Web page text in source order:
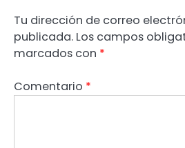
Tu dirección de correo
publicada. Los campos
marcados con *
Comentario *